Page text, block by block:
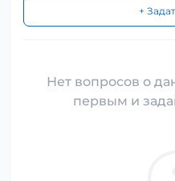
+
Нет вопросов о
первым и